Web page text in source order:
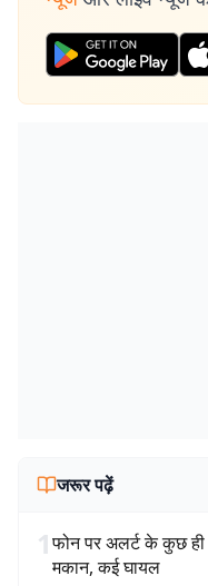
जरूर पढ़ें
1फोन पर अलर्ट के कुछ
मकान, कई घायल